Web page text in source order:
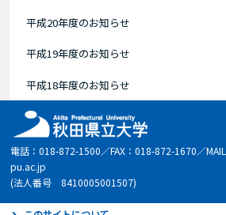
平成20年度のお知らせ
平成19年度のお知らせ
平成18年度のお知らせ
電話：018-872-1500／FAX：018-872-1670／
pu.ac.jp
(法人番号 8410005001507)